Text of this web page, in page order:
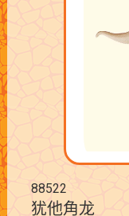
88522
犹他角龙